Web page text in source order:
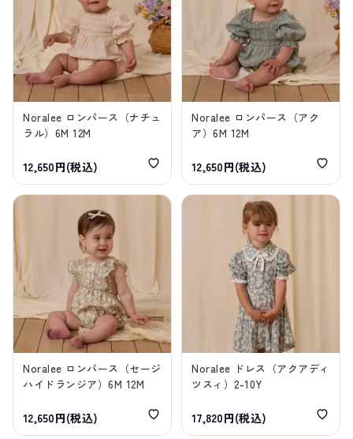
Noralee ロンパース（ナチュ
ラル）6M 12M
12,650円(税込)
Noralee ロンパース（アク
ア）6M 12M
12,650円(税込)
Noralee ロンパース（セージ
ハイドランジア）6M 12M
12,650円(税込)
Noralee ドレス（アクアディ
ツスィ）2-10Y
17,820円(税込)